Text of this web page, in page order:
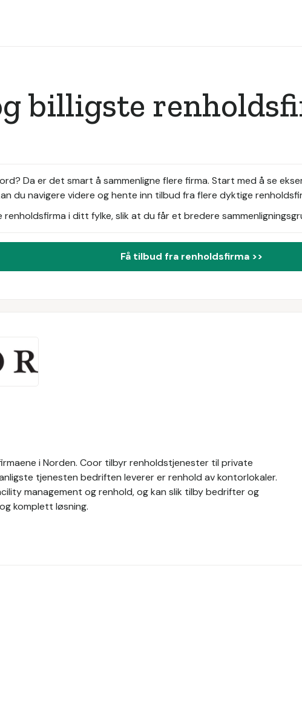
billigste
Da er det smart å sammenligne flere firma. Start med å se
du navigere videre og hente inn tilbud fra flere dyktige
i ditt fylke, slik at du får et bredere
Få tilbud fra renholdsfirma >>
i Norden. Coor tilbyr renholdstjenester til private
tjenesten bedriften leverer er renhold av kontorlokaler.
management og renhold, og kan slik tilby bedrifter og
komplett løsning.